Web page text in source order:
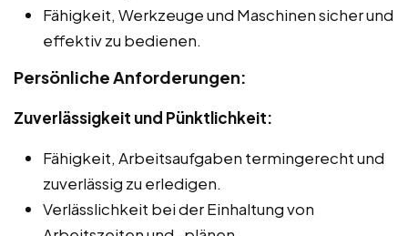
Fähigkeit, Werkzeuge und Maschinen sicher und
effektiv zu bedienen.
Persönliche Anforderungen:
Zuverlässigkeit und Pünktlichkeit:
Fähigkeit, Arbeitsaufgaben termingerecht und
zuverlässig zu erledigen.
Verlässlichkeit bei der Einhaltung von